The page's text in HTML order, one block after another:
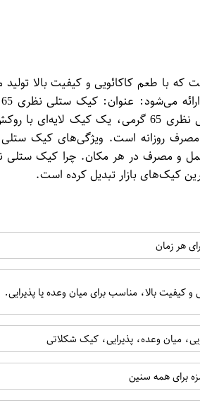
است که با طعم کاکائویی و کیفیت
کاکائویی و کیفیت بالا، مناسب برای میان‌وعده و
گرمی، گزینه‌ای مناسب برای مصرف روزانه
مصرف در هر مکان. چرا کیک ستلی
کیک‌های بازار تبدیل کرده است.